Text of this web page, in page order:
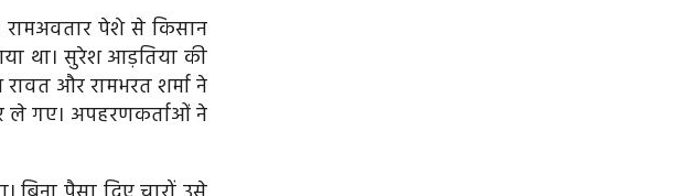
रामअवतार पेशे से किसान
था। सुरेश आड़तिया की
और रामभरत शर्मा ने
ले गए। अपहरणकर्ताओं ने